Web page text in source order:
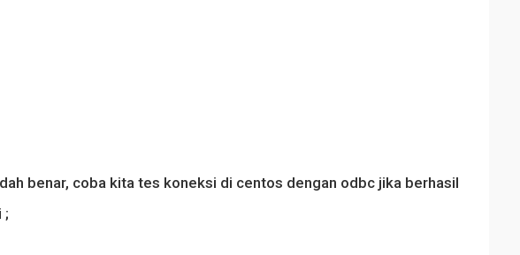
benar, coba kita tes koneksi di centos dengan odbc jika berhasil
;